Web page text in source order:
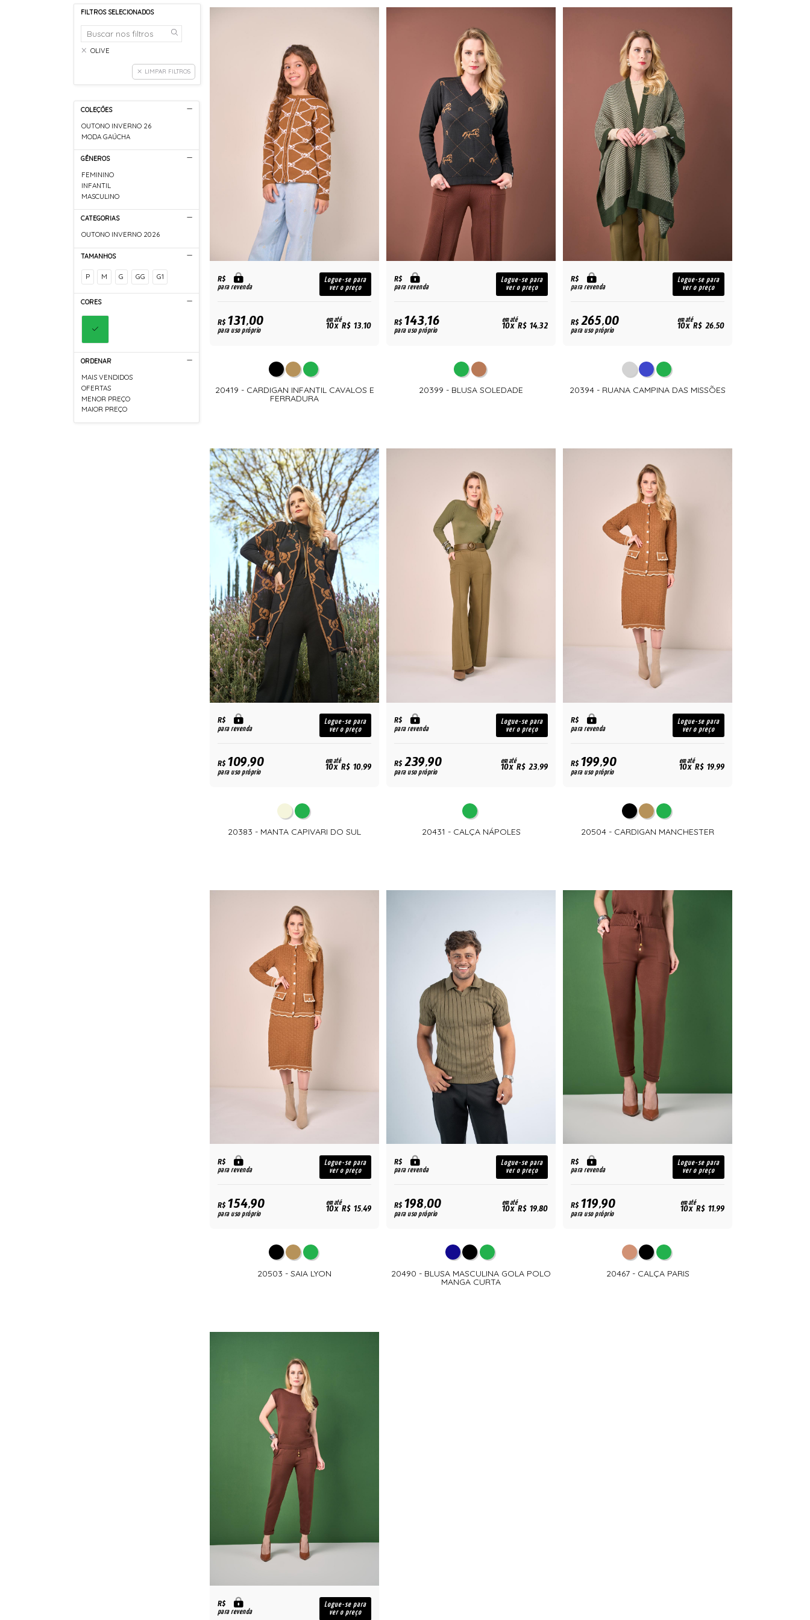
FILTROS SELECIONADOS
OLIVE
LIMPAR FILTROS
COLEÇÕES
OUTONO INVERNO 26
MODA GAÚCHA
GÊNEROS
FEMININO
INFANTIL
MASCULINO
CATEGORIAS
OUTONO INVERNO 2026
TAMANHOS
P M G GG G1
CORES
ORDENAR
MAIS VENDIDOS
OFERTAS
MENOR PREÇO
MAIOR PREÇO
R$
para revenda
Logue-se para
ver o preço
R$131,00
para uso próprio
em até
10x R$ 13,10
20419 - CARDIGAN INFANTIL CAVALOS E
FERRADURA
R$
para revenda
Logue-se para
ver o preço
R$143,16
para uso próprio
em até
10x R$ 14,32
20399 - BLUSA SOLEDADE
R$
para revenda
Logue-se para
ver o preço
R$265,00
para uso próprio
em até
10x R$ 26,50
20394 - RUANA CAMPINA DAS MISSÕES
R$
para revenda
Logue-se para
ver o preço
R$109,90
para uso próprio
em até
10x R$ 10,99
20383 - MANTA CAPIVARI DO SUL
R$
para revenda
Logue-se para
ver o preço
R$239,90
para uso próprio
em até
10x R$ 23,99
20431 - CALÇA NÁPOLES
R$
para revenda
Logue-se para
ver o preço
R$199,90
para uso próprio
em até
10x R$ 19,99
20504 - CARDIGAN MANCHESTER
R$
para revenda
Logue-se para
ver o preço
R$154,90
para uso próprio
em até
10x R$ 15,49
20503 - SAIA LYON
R$
para revenda
Logue-se para
ver o preço
R$198,00
para uso próprio
em até
10x R$ 19,80
20490 - BLUSA MASCULINA GOLA POLO
MANGA CURTA
R$
para revenda
Logue-se para
ver o preço
R$119,90
para uso próprio
em até
10x R$ 11,99
20467 - CALÇA PARIS
R$
para revenda
Logue-se para
ver o preço